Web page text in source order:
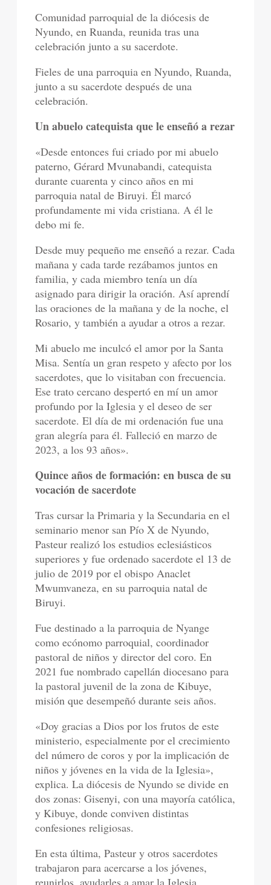
Comunidad parroquial de la diócesis de
Nyundo, en Ruanda, reunida tras una
celebración junto a su sacerdote.
Fieles de una parroquia en Nyundo, Ruanda,
junto a su sacerdote después de una
celebración.
Un abuelo catequista que le enseñó a rezar
«Desde entonces fui criado por mi abuelo
paterno, Gérard Mvunabandi, catequista
durante cuarenta y cinco años en mi
parroquia natal de Biruyi. Él marcó
profundamente mi vida cristiana. A él le
debo mi fe.
Desde muy pequeño me enseñó a rezar. Cada
mañana y cada tarde rezábamos juntos en
familia, y cada miembro tenía un día
asignado para dirigir la oración. Así aprendí
las oraciones de la mañana y de la noche, el
Rosario, y también a ayudar a otros a rezar.
Mi abuelo me inculcó el amor por la Santa
Misa. Sentía un gran respeto y afecto por los
sacerdotes, que lo visitaban con frecuencia.
Ese trato cercano despertó en mí un amor
profundo por la Iglesia y el deseo de ser
sacerdote. El día de mi ordenación fue una
gran alegría para él. Falleció en marzo de
2023, a los 93 años».
Quince años de formación: en busca de su
vocación de sacerdote
Tras cursar la Primaria y la Secundaria en el
seminario menor san Pío X de Nyundo,
Pasteur realizó los estudios eclesiásticos
superiores y fue ordenado sacerdote el 13 de
julio de 2019 por el obispo Anaclet
Mwumvaneza, en su parroquia natal de
Biruyi.
Fue destinado a la parroquia de Nyange
como ecónomo parroquial, coordinador
pastoral de niños y director del coro. En
2021 fue nombrado capellán diocesano para
la pastoral juvenil de la zona de Kibuye,
misión que desempeñó durante seis años.
«Doy gracias a Dios por los frutos de este
ministerio, especialmente por el crecimiento
del número de coros y por la implicación de
niños y jóvenes en la vida de la Iglesia»,
explica. La diócesis de Nyundo se divide en
dos zonas: Gisenyi, con una mayoría católica,
y Kibuye, donde conviven distintas
confesiones religiosas.
En esta última, Pasteur y otros sacerdotes
trabajaron para acercarse a los jóvenes,